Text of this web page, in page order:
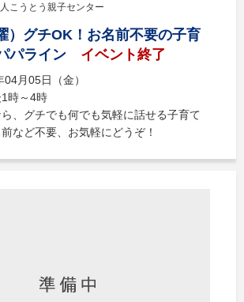
こうとう親子センター
）グチOK！お名前不要の子育
パライン
イベント終了
月05日（金）
時～4時
、グチでも何でも気軽に話せる子育て
など不要、お気軽にどうぞ！